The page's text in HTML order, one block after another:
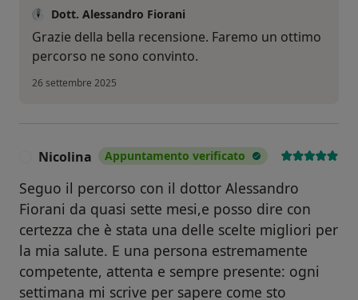
Dott. Alessandro Fiorani
Grazie della bella recensione. Faremo un ottimo
percorso ne sono convinto.
26 settembre 2025
Nicolina Appuntamento verificato
Seguo il percorso con il dottor Alessandro
Fiorani da quasi sette mesi,e posso dire con
certezza che è stata una delle scelte migliori per
la mia salute. E una persona estremamente
competente, attenta e sempre presente: ogni
settimana mi scrive per sapere come sto